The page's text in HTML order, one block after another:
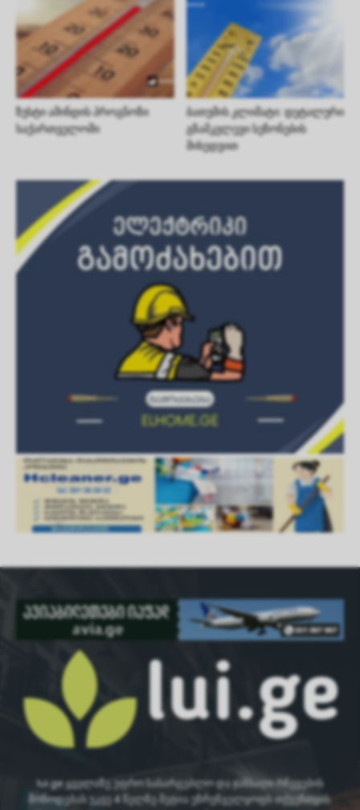
ზუსტი ამინდის პროგნოზი
საქართველოში
ბათუმის კლიმატი: დეტალური
გზამკვლევი სეზონების
მიხედვით
lui.ge ყველაზე უფრო სასარგებლო და ჯანსაღი რჩევების
მოწოდებას უკვე 4 წელზე მეტია უზრუნველყოფს თქვენთვის.